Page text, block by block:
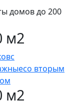
домов до 200
м2
с
со вторым
м2